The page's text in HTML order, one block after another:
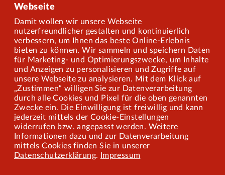
Webseite
Damit wollen wir unsere Webseite
nutzerfreundlicher gestalten und kontinuierlich
verbessern, um Ihnen das beste Online-Erlebnis
bieten zu können. Wir sammeln und speichern Daten
für Marketing- und Optimierungszwecke, um Inhalte
und Anzeigen zu personalisieren und Zugriffe auf
unsere Webseite zu analysieren. Mit dem Klick auf
„Zustimmen“ willigen Sie zur Datenverarbeitung
durch alle Cookies und Pixel für die oben genannten
Zwecke ein. Die Einwilligung ist freiwillig und kann
jederzeit mittels der Cookie-Einstellungen
widerrufen bzw. angepasst werden. Weitere
Informationen dazu und zur Datenverarbeitung
mittels Cookies finden Sie in unserer
Datenschutzerklärung. Impressum
Über uns
Karriere
Presse
Mitarbeiterportal
Barrierefreiheit
Mobilität lernen